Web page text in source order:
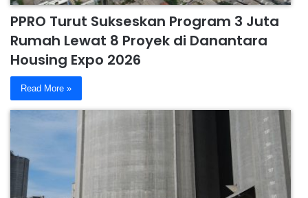
PPRO Turut Sukseskan Program 3 Juta
Rumah Lewat 8 Proyek di Danantara
Housing Expo 2026
Read More »